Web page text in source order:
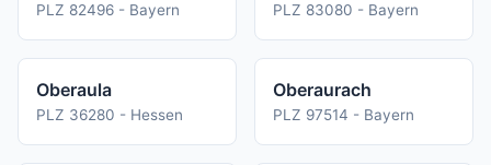
PLZ 82496 - Bayern PLZ 83080 - Bayern
Oberaula
PLZ 36280 - Hessen
Oberaurach
PLZ 97514 - Bayern